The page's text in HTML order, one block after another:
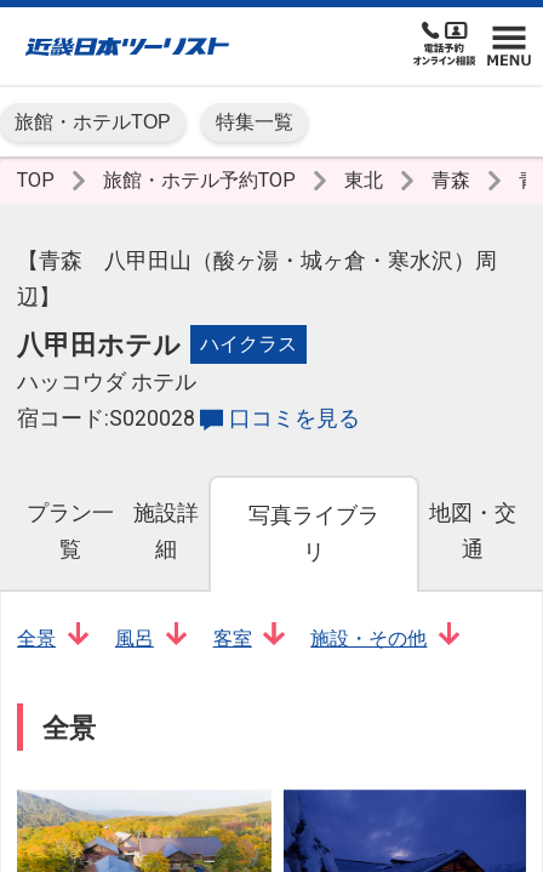
旅館・ホテルTOP 特集一覧
TOP 旅館・ホテル予約TOP 東北 青森 青
【青森 八甲田山（酸ヶ湯・城ヶ倉・寒水沢）周
辺】
八甲田ホテル ハイクラス
ハッコウダ ホテル
宿コード:S020028
口コミを見る
プラン一
覧
施設詳
細
写真ライブラ
リ
地図・交
通
全景 風呂 客室 施設・その他
全景